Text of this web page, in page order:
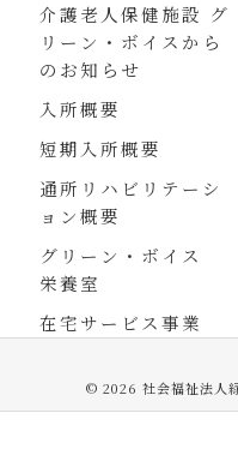
介護老人保健施設 グ
リーン・ボイスから
のお知らせ
入所概要
短期入所概要
通所リハビリテーシ
ョン概要
グリーン・ボイス
栄養室
在宅サービス事業
© 2026 社会福祉法人